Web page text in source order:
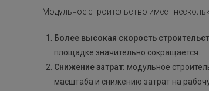
Модульное строительство имеет
Более высокая скорость
площадке значительно сокращается.
Снижение затрат: модульное
масштаба и снижению затрат на